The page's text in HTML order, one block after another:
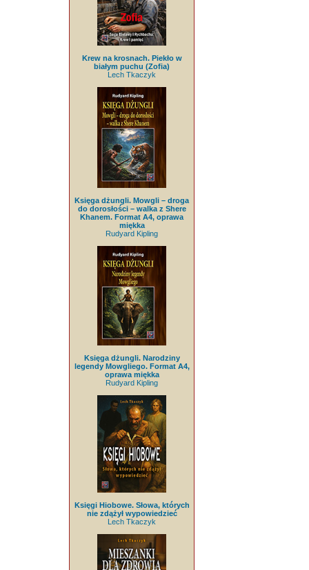
Krew na krosnach. Piekło w
białym puchu (Zofia)
Lech Tkaczyk
Księga dżungli. Mowgli – droga
do dorosłości – walka z Shere
Khanem. Format A4, oprawa
miękka
Rudyard Kipling
Księga dżungli. Narodziny
legendy Mowgliego. Format A4,
oprawa miękka
Rudyard Kipling
Księgi Hiobowe. Słowa, których
nie zdążył wypowiedzieć
Lech Tkaczyk